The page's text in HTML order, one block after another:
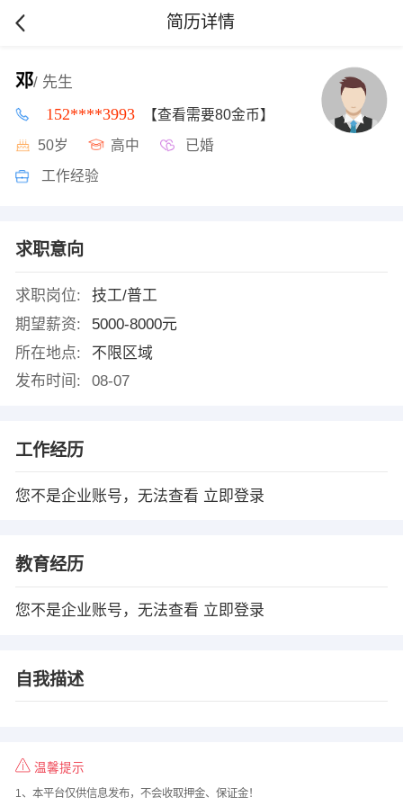
简历详情
邓/ 先生
152****3993 【查看需要80金币】
50岁 高中 已婚
工作经验
求职意向
求职岗位:
技工/普工
期望薪资:
5000-8000元
所在地点:
不限区域
发布时间:
08-07
工作经历
您不是企业账号，无法查看 立即登录
教育经历
您不是企业账号，无法查看 立即登录
自我描述
温馨提示
1、本平台仅供信息发布，不会收取押金、保证金！